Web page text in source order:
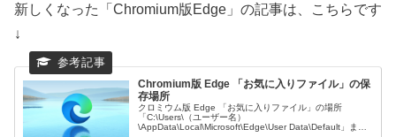
新しくなった「Chromium版Edge」の記事は、こちらです
↓
Chromium版 Edge 「お気に入りファイル」の保
存場所
クロミウム版 Edge 「お気に入りファイル」の場所
「C:\Users\（ユーザー名）
\AppData\Local\Microsoft\Edge\User Data\Default」また